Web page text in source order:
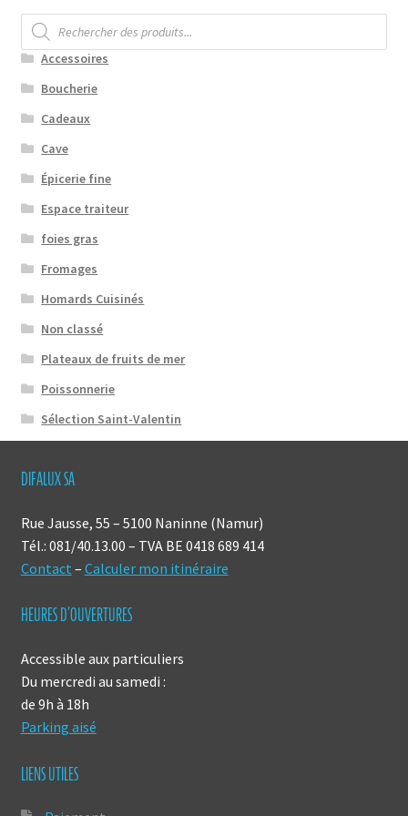
Recherche
de
produits
Accessoires
Boucherie
Cadeaux
Cave
Épicerie fine
Espace traiteur
foies gras
Fromages
Homards Cuisinés
Non classé
Plateaux de fruits de mer
Poissonnerie
Sélection Saint-Valentin
DIFALUX SA
Rue Jausse, 55 – 5100 Naninne (Namur)
Tél.: 081/40.13.00 – TVA BE 0418 689 414
Contact – Calculer mon itinéraire
HEURES D’OUVERTURES
Accessible aux particuliers
Du mercredi au samedi :
de 9h à 18h
Parking aisé
LIENS UTILES